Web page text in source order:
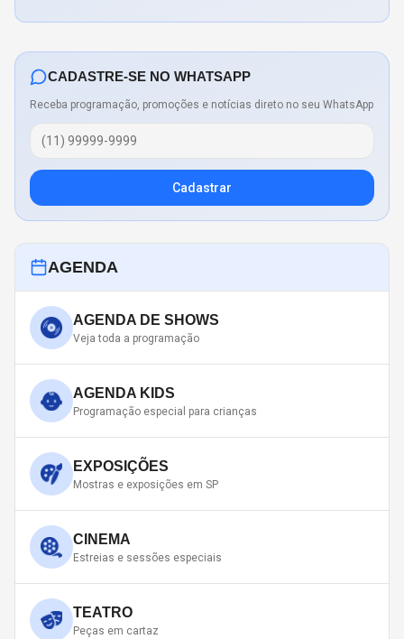
CADASTRE-SE NO WHATSAPP
Receba programação, promoções e notícias direto no seu WhatsApp
Cadastrar
AGENDA
AGENDA DE SHOWS
Veja toda a programação
AGENDA KIDS
Programação especial para crianças
EXPOSIÇÕES
Mostras e exposições em SP
CINEMA
Estreias e sessões especiais
TEATRO
Peças em cartaz